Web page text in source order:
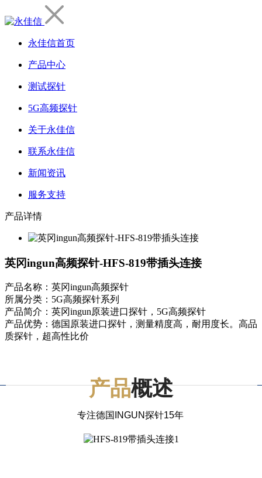
永佳信首页
产品中心
测试探针
5G高频探针
关于永佳信
联系永佳信
新闻资讯
服务支持
产品详情
英冈ingun高频探针-HFS-819带插头连接
产品名称：英冈ingun高频探针
所属分类：5G高频探针系列
产品简介：英冈ingun原装进口探针，5G高频探针
产品优势：德国原装进口探针，测量精度高，耐用度长。高品
质探针，超高性比价
产品概述
专注德国INGUN探针15年